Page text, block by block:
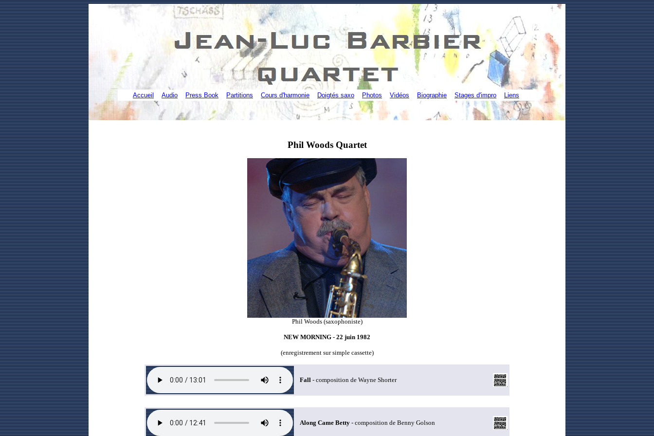
Accueil Audio Press Book Partitions Cours d'harmonie Doigtés saxo Photos Vidéos Biographie Stages d'impro Liens
Phil WoodsQuartet
Phil Woods (saxophoniste)
NEW MORNING - 22 juin 1982
(enregistrement sur simple cassette)
Fall - composition de Wayne Shorter
Along Came Betty - composition de Benny Golson